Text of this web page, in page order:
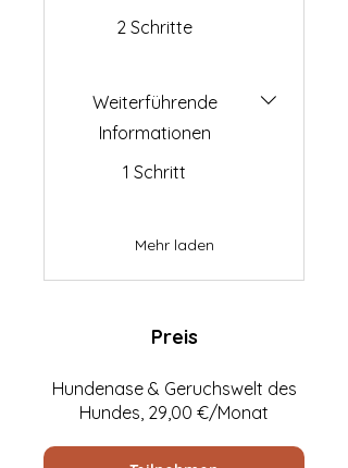
2 Schritte
Weiterführende
Informationen
.
1 Schritt
Mehr laden
Preis
Hundenase & Geruchswelt des
Hundes, 29,00 €/Monat